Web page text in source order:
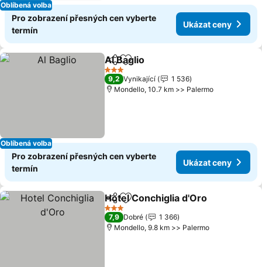
Oblíbená volba
Pro zobrazení přesných cen vyberte
termín
Ukázat ceny
Oblíbená volba
SdíletPřidat na seznam oblíbených
Al Baglio
3 Počet hvězdiček
9,2 Vynikající
1 536
Mondello, 10.7 km >> Palermo
Pro zobrazení přesných cen vyberte
termín
Ukázat ceny
SdíletPřidat na seznam oblíbených
Hotel Conchiglia d'Oro
3 Počet hvězdiček
7,9 Dobré
1 366
Mondello, 9.8 km >> Palermo